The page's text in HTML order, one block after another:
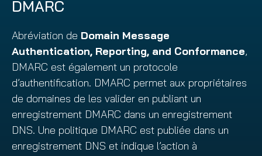
DMARC
Abréviation de Domain Message
Authentication, Reporting, and Conformance,
DMARC est également un protocole
d’authentification. DMARC permet aux propriétaires
de domaines de les valider en publiant un
enregistrement DMARC dans un enregistrement
DNS. Une politique DMARC est publiée dans un
enregistrement DNS et indique l’action à